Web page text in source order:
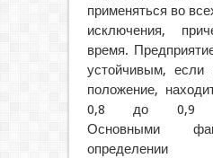
применяться во
исключения,
время.
устойчивым, если
положение,
0,8 до 0,9
Основными
определении